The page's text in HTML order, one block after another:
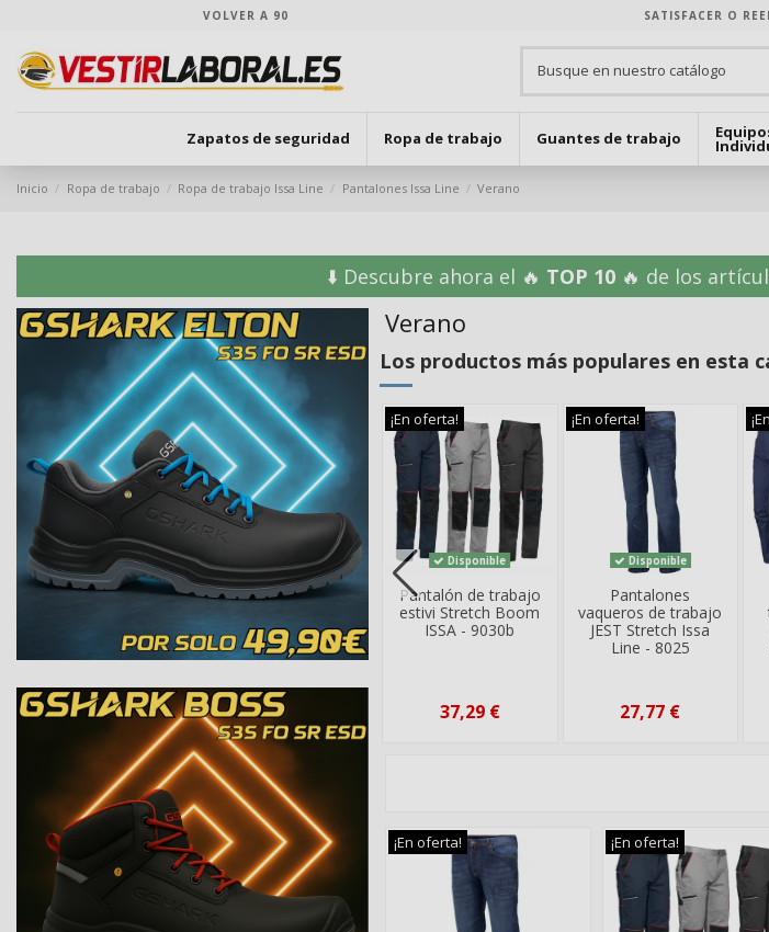
VOLVER A 90 SATISFACER O
Zapatos de seguridad Ropa de trabajo Guantes de trabajo
Inicio Ropa de trabajo Ropa de trabajo Issa Line Pantalones Issa Line Verano
⬇️ Descubre ahora el 🔥 TOP 10🔥 de los
Verano
Los productos más populares en esta
¡En oferta!
Disponible
Bermudas ISSA
32,73 €
¡En oferta!
Disponible
Pantalones de
RAPTOR de algodón
100% Multibolsillos
40,76 €
¡En oferta!
Disponible
Pantalón de trabajo
estivi Stretch Boom
ISSA - 9030b
37,29 €
¡En oferta!
Disponible
Pantalones
vaqueros de trabajo
JEST Stretch Issa
Line - 8025
27,77 €
¡En oferta! ¡En oferta!